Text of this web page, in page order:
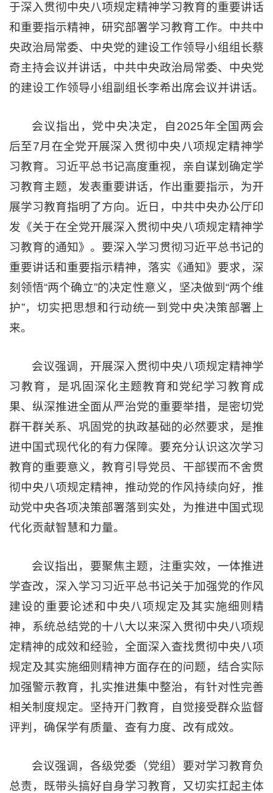
于深入贯彻中央八项规定精神学习教育的重要讲话
和重要指示精神，研究部署学习教育工作。中共中
央政治局常委、中央党的建设工作领导小组组长蔡
奇主持会议并讲话，中共中央政治局常委、中央党
的建设工作领导小组副组长李希出席会议并讲话。
会议指出，党中央决定，自2025年全国两会
后至7月在全党开展深入贯彻中央八项规定精神学
习教育。习近平总书记高度重视，亲自谋划确定学
习教育主题，发表重要讲话，作出重要指示，为开
展学习教育指明了方向。近日，中共中央办公厅印
发《关于在全党开展深入贯彻中央八项规定精神学
习教育的通知》。要深入学习贯彻习近平总书记的
重要讲话和重要指示精神，落实《通知》要求，深
刻领悟“两个确立”的决定性意义，坚决做到“两个维
护”，切实把思想和行动统一到党中央决策部署上
来。
会议强调，开展深入贯彻中央八项规定精神学
习教育，是巩固深化主题教育和党纪学习教育成
果、纵深推进全面从严治党的重要举措，是密切党
群干群关系、巩固党的执政基础的必然要求，是推
进中国式现代化的有力保障。要充分认识这次学习
教育的重要意义，教育引导党员、干部锲而不舍贯
彻中央八项规定精神，推动党的作风持续向好，推
动党中央各项决策部署落到实处，为推进中国式现
代化贡献智慧和力量。
会议指出，要聚焦主题，注重实效，一体推进
学查改，深入学习习近平总书记关于加强党的作风
建设的重要论述和中央八项规定及其实施细则精
神，系统总结党的十八大以来深入贯彻中央八项规
定精神的成效和经验，全面深入查找贯彻中央八项
规定及其实施细则精神方面存在的问题，结合实际
加强警示教育，扎实推进集中整治，有针对性完善
相关制度规定。坚持开门教育，自觉接受群众监督
评判，确保学有质量、查有力度、改有成效。
会议强调，各级党委（党组）要对学习教育负
总责，既带头搞好自身学习教育，又切实扛起主体